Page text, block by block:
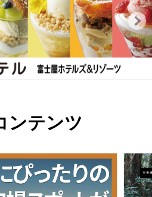
ンテンツ